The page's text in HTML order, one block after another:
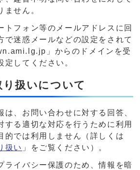
ません。
トフォン等のメールアドレスに回
で迷惑メールなどの設定をされて
」からのドメインを受
定してください。
扱いについて
は、お問い合わせに対する回答、
する適切な対応を行うために利用
的では利用しません（詳しくは
扱い 」をご覧ください）。
ライバシー保護のため、情報を暗